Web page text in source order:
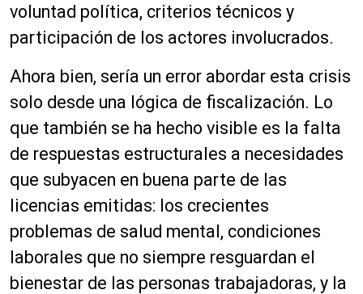
voluntad política, criterios técnicos y
participación de los actores involucrados.
Ahora bien, sería un error abordar esta crisis
solo desde una lógica de fiscalización. Lo
que también se ha hecho visible es la falta
de respuestas estructurales a necesidades
que subyacen en buena parte de las
licencias emitidas: los crecientes
problemas de salud mental, condiciones
laborales que no siempre resguardan el
bienestar de las personas trabajadoras, y la